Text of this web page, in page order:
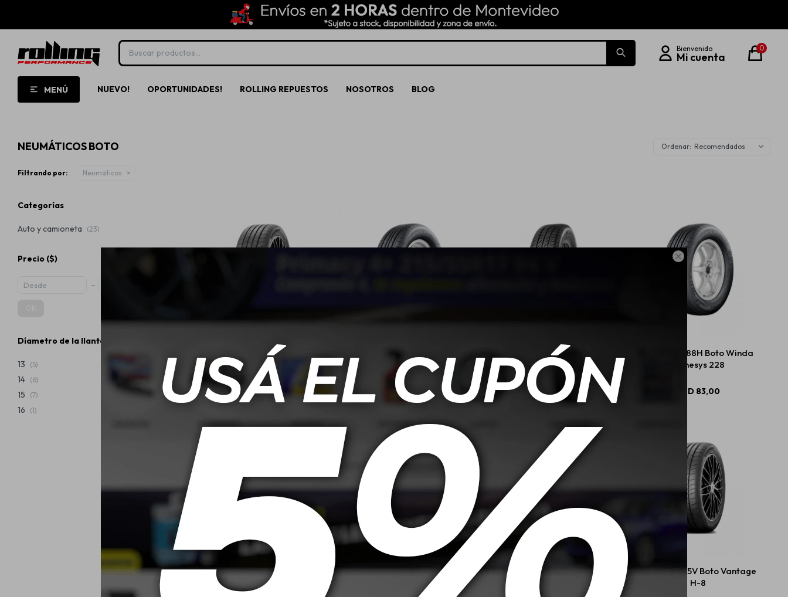

MENÚ NUEVO! OPORTUNIDADES! ROLLING REPUESTOS NOSOTROS BLOG
0
NEUMÁTICOS BOTO Recomendados
Filtrando por: Neumáticos
185/55 R15 82V Boto Winda
Vantage H-8
USD83,00
185/60 R15 84H Boto Winda
Genesys 228
USD 82,00
165/70 R13 79T Boto Winda
Genesys 218
USD 64,00
185/65 R15 88H Boto Winda
Genesys 228
USD 83,00
195/65 R15 95H Boto Genesys
228
155/70 R13 75T Boto Genesys
175/70 R13 82H Boto Winda
Genesys 218
195/55 R15 85V Boto Vantage
H-8
Categorías
Auto y camioneta (23)
Precio ($)
Díametro de la llanta
13 (5)
14 (6)
15 (7)
16 (1)